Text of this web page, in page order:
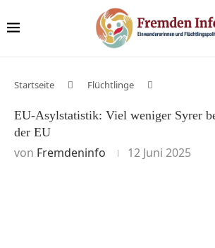
Startseite Flüchtlinge
EU-Asylstatistik: Viel weniger Syrer
der EU
von Fremdeninfo 12 Juni 2025